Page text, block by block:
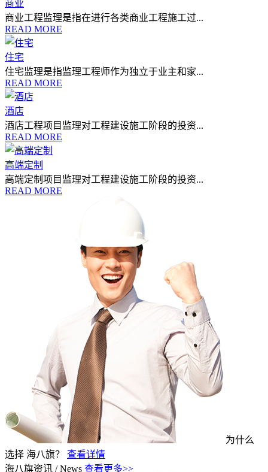
商业
商业工程监理是指在进行各类商业工程施工过...
READ MORE
住宅
住宅监理是指监理工程师作为独立于业主和家...
READ MORE
酒店
酒店工程项目监理对工程建设施工阶段的投资...
READ MORE
高端定制
高端定制项目监理对工程建设施工阶段的投资...
READ MORE
为什么
选择 海八旗？
查看详情
海八旗资讯 / News 查看更多>>